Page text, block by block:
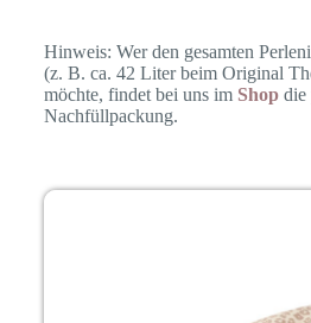
Hinweis: Wer den gesamten
(z. B. ca. 42 Liter beim Original
möchte, findet bei uns im Shopdie
Nachfüllpackung.